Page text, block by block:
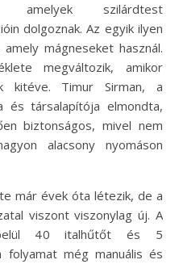
amelyek szilárdtest
dolgoznak. Az egyik ilyen
mágneseket használ.
megváltozik, amikor
kitéve. Timur Sirman, a
és társalapítója elmondta,
biztonságos, mivel nem
alacsony nyomáson
már évek óta létezik, de a
viszont viszonylag új. A
40 italhűtőt és 5
még manuális és